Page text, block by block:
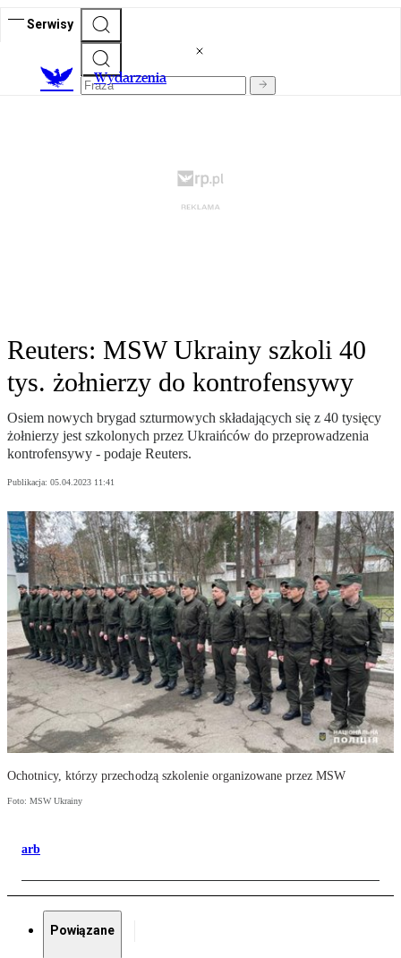
Serwisy
Wydarzenia
Reuters: MSW Ukrainy szkoli 40
tys. żołnierzy do kontrofensywy
Osiem nowych brygad szturmowych składających się z 40 tysięcy
żołnierzy jest szkolonych przez Ukraińców do przeprowadzenia
kontrofensywy - podaje Reuters.
Publikacja: 05.04.2023 11:41
Ochotnicy, którzy przechodzą szkolenie organizowane przez MSW
Foto: MSW Ukrainy
arb
Powiązane